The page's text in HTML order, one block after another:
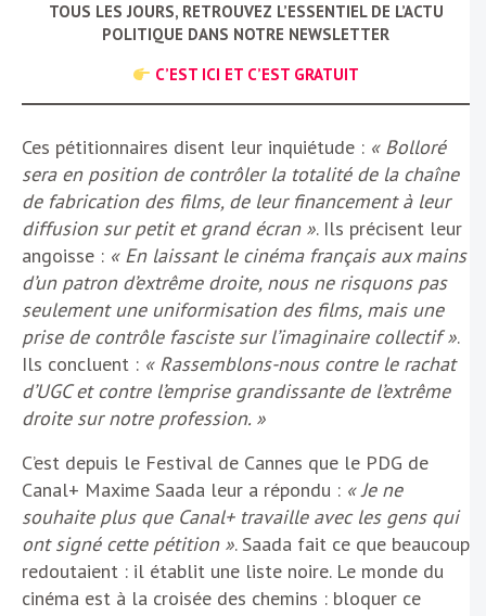
TOUS LES JOURS, RETROUVEZ L’ESSENTIEL DE L’ACTU
POLITIQUE DANS NOTRE NEWSLETTER
C’EST ICI ET C’EST GRATUIT
Ces pétitionnaires disent leur inquiétude : « Bolloré
sera en position de contrôler la totalité de la chaîne
de fabrication des films, de leur financement à leur
diffusion sur petit et grand écran ». Ils précisent leur
angoisse : « En laissant le cinéma français aux mains
d’un patron d’extrême droite, nous ne risquons pas
seulement une uniformisation des films, mais une
prise de contrôle fasciste sur l’imaginaire collectif ».
Ils concluent : « Rassemblons-nous contre le rachat
d’UGC et contre l’emprise grandissante de l’extrême
droite sur notre profession. »
C’est depuis le Festival de Cannes que le PDG de
Canal+ Maxime Saada leur a répondu : « Je ne
souhaite plus que Canal+ travaille avec les gens qui
ont signé cette pétition ». Saada fait ce que beaucoup
redoutaient : il établit une liste noire. Le monde du
cinéma est à la croisée des chemins : bloquer ce